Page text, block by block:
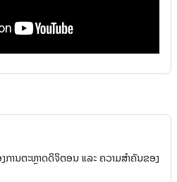
ານຕະຫຼາດດິຈິຕອນ ແລະ ຄວາມສໍາຄັນຂອງ